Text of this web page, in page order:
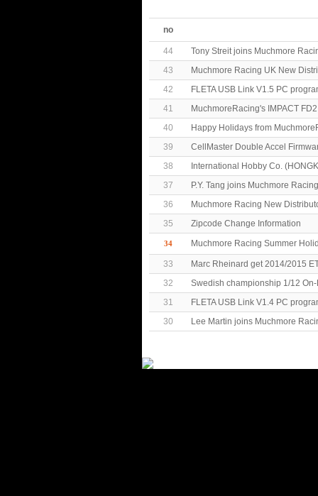
no
44
Tony Streit joins Muchmore
43
Muchmore Racing UK New
42
FLETA USB Link V1.5 PC
41
MuchmoreRacing's IMPACT
40
Happy Holidays from
39
CellMaster Double Accel
38
International Hobby Co.
37
P.Y. Tang joins Muchmore Racing
36
Muchmore Racing New
35
Zipcode Change Information
34 Muchmore Racing Summer
33
Marc Rheinard get 2014/2015
32
Swedish championship 1/12
31
FLETA USB Link V1.4 PC
30
Lee Martin joins Muchmore